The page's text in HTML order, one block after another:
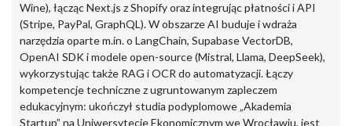
Wine), łącząc Next.js z Shopify oraz integrując płatności i API
(Stripe, PayPal, GraphQL). W obszarze AI buduje i wdraża
narzędzia oparte m.in. o LangChain, Supabase VectorDB,
OpenAI SDK i modele open-source (Mistral, Llama, DeepSeek),
wykorzystując także RAG i OCR do automatyzacji. Łączy
kompetencje techniczne z ugruntowanym zapleczem
edukacyjnym: ukończył studia podyplomowe „Akademia
Startup” na Uniwersytecie Ekonomicznym we Wrocławiu, jest